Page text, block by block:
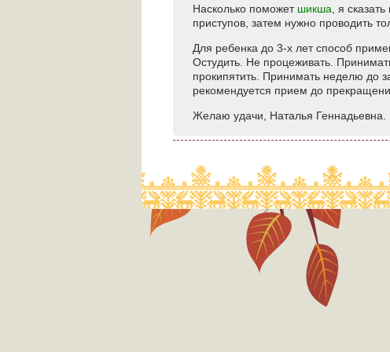
Насколько поможет шикша , я
приступов, затем нужно проводить
Для ребенка до 3-х лет способ
Остудить. Не процеживать.
прокипятить. Принимать неделю до
рекомендуется прием до
Желаю удачи, Наталья Геннадьевна.